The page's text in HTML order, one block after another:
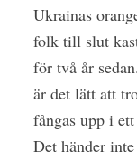
Ukrainas
folk till slut
för två år
är det lätt att
fångas upp i
Det händer